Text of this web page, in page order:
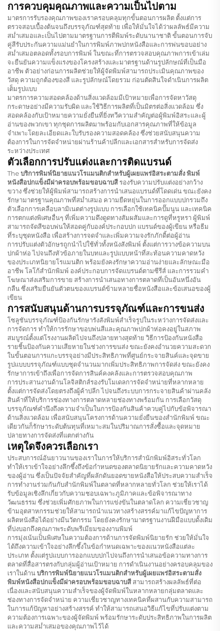
การควบคุมคุณภาพและความเป็นไปตาม
มาตรการรับรองคุณภาพของเราครอบคลุมทุกขั้นตอนการผลิต ตั้งแต่การ
ตรวจสอบเบื้องต้นจนถึงบรรจุภัณฑ์สุดท้าย เพื่อให้มั่นใจได้ว่าผลลัพธ์มีความ
สม่ำเสมอและเป็นไปตามมาตรฐานการตีพิมพ์ระดับนานาชาติ ขั้นตอนการจับ
คู่สีรับประกันความแม่นยำในการพิมพ์ภาพปกหนังสือและการพ่นขอบอย่าง
สม่ำเสมอตลอดทั้งรอบการพิมพ์ ในขณะที่การตรวจสอบคุณภาพการเข้าเล่ม
จะยืนยันความแข็งแรงของโครงสร้างและมาตรฐานด้านรูปลักษณ์ที่เป็นมือ
อาชีพ ตัวอย่างก่อนการผลิตช่วยให้ผู้จัดพิมพ์สามารถประเมินคุณภาพของ
วัสดุ ความถูกต้องของสี และรูปลักษณ์โดยรวม ก่อนตัดสินใจดำเนินการผลิต
เต็มรูปแบบ
มาตรการความสอดคล้องด้านสิ่งแวดล้อมมีเป้าหมายเพื่อการจัดหาวัสดุ
กระดาษอย่างมีความรับผิด และใช้วิธีการผลิตที่เป็นมิตรต่อสิ่งแวดล้อม ซึ่ง
สอดคล้องกับเป้าหมายความยั่งยืนที่ยิ่งทวีความสำคัญต่อผู้พิมพ์อิสระและผู้
อ่านของพวกเขา ทุกชุดการผลิตมาพร้อมกับเอกสารคุณภาพที่ให้ข้อมูล
จำเพาะโดยละเอียดและใบรับรองความสอดคล้อง ซึ่งช่วยสนับสนุนความ
ต้องการในการจัดจำหน่ายผ่านร้านค้าปลีกและเอกสารสำหรับการจัดส่ง
ระหว่างประเทศ
ตัวเลือกการปรับแต่งและการติดแบรนด์
Theบริการพิมพ์นิยายแนวโรแมนติกสำหรับผู้เผยแพร่อิสระตามสั่ง พิมพ์
หนังสือปกแข็งมีฝาครอบพร้อมขอบฉาบสีรองรับความปรับแต่งอย่างกว้าง
ขวาง ซึ่งช่วยให้ผู้พิมพ์สามารถสร้างการนำเสนอแบรนด์ที่โดดเด่น ขณะยังคง
รักษามาตรฐานคุณภาพที่สม่ำเสมอ ความยืดหยุ่นในการออกแบบปกรวมถึง
ตัวเลือกการเคลือบลามิเนตต่างรูปแบบ การเลือกใช้เทคนิคปั๊มนูน และเทคนิค
การตกแต่งพิเศษอื่นๆ ที่เพิ่มความดึงดูดทางสัมผสัมและการดูที่หรูหรา ผู้พิมพ์
สามารถจัดสีขอบพ่นให้สอดคู่กับองค์ประกอบปก แบรนด์ของผู้เขียน หรือธีม
ที่ระบุชุดหนังสือ เพื่อสร้างการจดจำและเพิ่มความจงรักภักดิ้ต่อผู้อ่าน
การปรับแต่งตัวอักษรถูกนำไปใช้ทั่วทั้งหนังสังพิมพ์ ตั้งแต่การวางข้อความบน
ปกผ้าห่อ ไปจนถึงหัวข้อภายในบทและรูปแบบหน้าที่สะท้อนความคาดหวัง
ของประเภทนิยายโรแมนติก พร้อมยังคงรักษาความอ่านง่ายและลักษณะมือ
อาชีพ โลโก้สำนักพิมพ์ องค์ประกอบการจัดแบรนด์ตามซีรีส์ และการรวมคำ
โฆษณาส่งเสริมการขาย สร้างการนำเสนอทางการตลาดที่เป็นอันหนึ่งอัน
กลืน ซึ่งเสริมยืนยันตัวตนของแบรนด์ข้ามหลายชื่อหนังสือและข้อเสนอของผู้
เขียน
การสนับสนุนด้านการบรรจุภัณฑ์และการขนส่ง
โซลูชันบรรจุภัณฑ์ป้องกันรักษารังสังพิมพ์สำเร็จรูปในระหว่างการจัดส่งและ
การจัดการ ทำให้การรักษาขอบพ่นสีและคุณภาพปกผ้าห่อคงอยู่ในสภาพ
สมบูรณ์ตั้งแต่โรงงานผลิตไปจนถึงปลายทางสุดท้าย วิธีการป้องกันหนังสือ
รายชิ้นป้องกันความเสียหายในช่วงการขนส่ง ขณะยังคงอำนวยความสะดวก
ในขั้นตอนการแกะบรรจุอย่างมีประสิทธิภาพที่ศูนย์กระจายสินค์และจุดขาย
รูปแบบบรรจุภัณฑ์แบบชุดจำนวนมากเพิ่มประสิทธิภาพการจัดส่ง ขณะยังคง
รักษาการเข้าถึงเพื่อการจัดการสินค์คงคลังและการตรวจสอบคุณภาพ
การประสานงานด้านโลจิสติกส์รองรับโมเดลการจัดจำหน่ายที่หลากหลาย
ตั้งแต่การจัดส่งโดยตรงถึงผู้ค้าปลีก ไปจนถึงระบบการกระจายสินค้าผ่านคลัง
สินค้าที่ให้บริการช่องทางการตลาดหลายช่องทางพร้อมกัน การเลือกวัสดุ
บรรจุภัณฑ์คำนึงถึงความจำเป็นในการป้องกันสินค้าควบคู่ไปกับข้อพิจารณา
ด้านสิ่งแวดล้อม เพื่อสนับสนุนโครงการด้านความยั่งยืนของสำนักพิมพ์ ขณะ
เดียวกันก็รักษาระดับต้นทุนที่เหมาะสมในปริมาณการสั่งซื้อและจุดหมาย
ปลายทางการจัดส่งที่แตกต่างกัน
เหตุใดจึงควรเลือกเรา
ประสบการณ์อันยาวนานของเราในการให้บริการสำนักพิมพ์อิสระทั่วโลก
ทำให้เราเข้าใจอย่างลึกซึ้งถึงข้อกำหนดของตลาดนิยายรักและความคาดหวัง
ของผู้อ่าน ซึ่งเป็นปัจจัยสำคัญที่ผลักดันยอดขายหนังสือให้ประสบความสำเร็จ
การทำงานร่วมกันกับสำนักพิมพ์ในตลาดที่หลากหลายทั่วโลก ช่วยให้เราได้
รับข้อมูลเชิงลึกเกี่ยวกับความชอบเฉพาะภูมิภาคและข้อพิจารณาทาง
วัฒนธรรม ซึ่งช่วยเพิ่มศักยภาพในการแข่งขันในตลาดโลก ความเชี่ยวชาญ
ข้ามอุตสาหกรรมช่วยให้สามารถนำแนวทางสร้างสรรค์มาแก้ไขปัญหาการ
ผลิตหนังสือได้อย่างมีนวัตกรรม โดยยังคงรักษามาตรฐานงานฝีมือแบบดั้งเดิม
ที่บ่งบอกถึงคุณภาพระดับพรีเมียมของงานพิมพ์
การมุ่งเน้นเป็นพิเศษในความต้องการด้านการจัดพิมพ์นิยายรัก ช่วยให้มั่นใจ
ได้ถึงความเข้าใจอย่างลึกซึ้งในข้อกำหนดเฉพาะของแนวหนังสือแต่ละ
ประเภท ตั้งแต่รูปแบบการออกแบบปกไปจนถึงการนำเสนอข้อความทางการ
ตลาดที่สื่อสารตรงกับกลุ่มผู้อ่านเป้าหมาย การดำเนินงานอย่างครอบคลุมของ
เราในด้านบริการพิมพ์นิยายแนวโรแมนติกสำหรับผู้เผยแพร่อิสระตามสั่ง
พิมพ์หนังสือปกแข็งมีฝาครอบพร้อมขอบฉาบสี สามารถสร้างผลลัพธ์ที่ต่อ
เนื่องและสนับสนุนความสำเร็จของผู้จัดพิมพ์ในหลากหลายกลุ่มตลาดและ
ช่องทางการจัดจำหน่าย ความเชี่ยวชาญทางเทคนิคที่ผสานกับความสามารถ
ในการแก้ปัญหาอย่างสร้างสรรค์ ทำให้สามารถเสนอวิธีแก้ไขที่ปรับแต่งตาม
ความต้องการเฉพาะของผู้จัดพิมพ์ พร้อมรักษาระดับประสิทธิภาพในการผลิต
และความสม่ำเสมอของคุณภาพไว้ได้